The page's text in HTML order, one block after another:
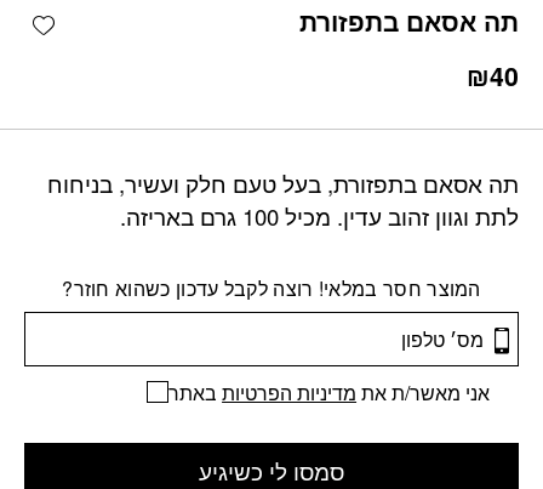
תה אסאם בתפזורת
₪40
תה אסאם בתפזורת, בעל טעם חלק ועשיר, בניחוח
לתת וגוון זהוב עדין. מכיל 100 גרם באריזה.
המוצר חסר במלאי! רוצה לקבל עדכון כשהוא חוזר?
אני מאשר/ת את מדיניות הפרטיותבאתר
סמסו לי כשיגיע